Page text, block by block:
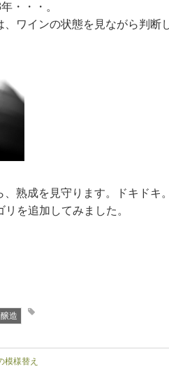
・・・。
ワインの状態を見ながら判断
熟成を見守ります。ドキドキ。
を追加してみました。
造
模様替え